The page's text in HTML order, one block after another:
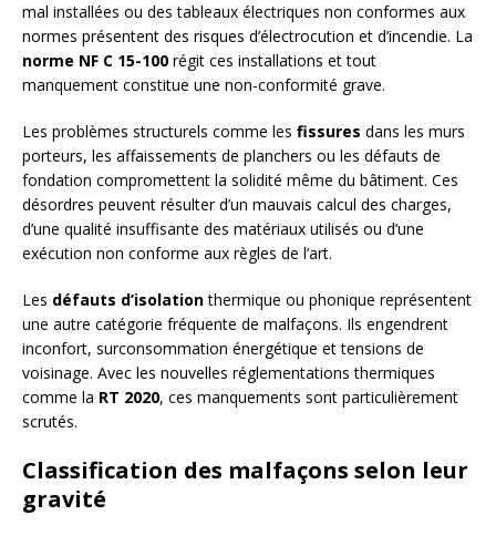
mal installées ou des tableaux électriques non conformes aux
normes présentent des risques d’électrocution et d’incendie. La
norme NF C 15-100 régit ces installations et tout
manquement constitue une non-conformité grave.
Les problèmes structurels comme les fissures dans les murs
porteurs, les affaissements de planchers ou les défauts de
fondation compromettent la solidité même du bâtiment. Ces
désordres peuvent résulter d’un mauvais calcul des charges,
d’une qualité insuffisante des matériaux utilisés ou d’une
exécution non conforme aux règles de l’art.
Les défauts d’isolationthermique ou phonique représentent
une autre catégorie fréquente de malfaçons. Ils engendrent
inconfort, surconsommation énergétique et tensions de
voisinage. Avec les nouvelles réglementations thermiques
comme la RT 2020, ces manquements sont particulièrement
scrutés.
Classification des malfaçons selon leur
gravité